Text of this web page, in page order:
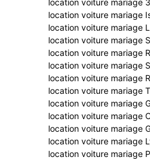
location voiture mariage
location voiture mariage
location voiture mariage
location voiture mariage
location voiture mariage
location voiture mariage
location voiture mariage
location voiture mariage
location voiture mariage
location voiture mariage
location voiture mariage
location voiture mariage
location voiture mariage